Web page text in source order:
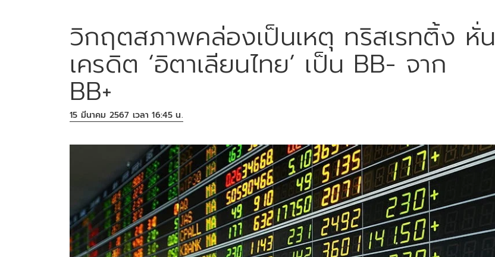
วิกฤตสภาพคล่องเป็นเหตุ ทริสเรทติ้ง หั่น
เครดิต ‘อิตาเลียนไทย’ เป็น BB- จาก
BB+
15 มีนาคม 2567 เวลา 16:45 น.